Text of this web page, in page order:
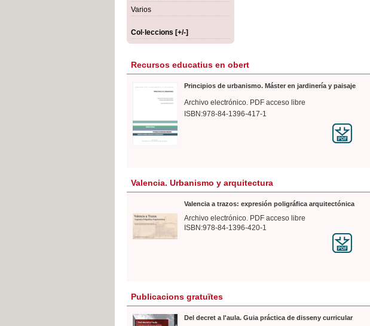
Varios
Col·leccions [+/-]
Recursos educatius en obert
Principios de urbanismo. Máster en jardinería y paisaje
Archivo electrónico. PDF acceso libre
ISBN:978-84-1396-417-1
Valencia. Urbanismo y arquitectura
Valencia a trazos: expresión poligráfica arquitectónica
Archivo electrónico. PDF acceso libre
ISBN:978-84-1396-420-1
Publicacions gratuïtes
Del decret a l'aula. Guia práctica de disseny curricular